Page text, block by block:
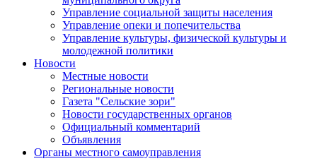
Управление социальной защиты населения
Управление опеки и попечительства
Управление культуры, физической культуры и
молодежной политики
Новости
Местные новости
Региональные новости
Газета "Сельские зори"
Новости государственных органов
Официальный комментарий
Объявления
Органы местного самоуправления